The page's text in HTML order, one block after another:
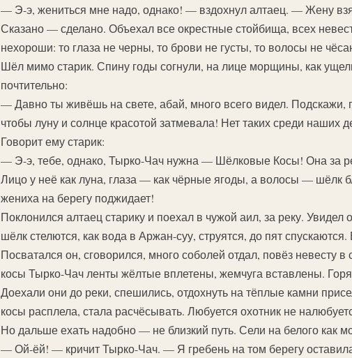
— Э-э, жениться мне надо, однако! — вздохнул алтаец. — Жену
Сказано — сделано. Объехал все окрестные стойбища, всех
нехороши: то глаза не черны, то брови не густы, то волосы не
Шёл мимо старик. Спину годы согнули, на лице морщины, как
почтительно:
— Давно ты живёшь на свете, абай, много всего видел. Подскажи,
чтобы луну и солнце красотой затмевала! Нет таких среди наших
Говорит ему старик:
— Э-э, тебе, однако, Тырко-Чач нужна — Шёлковые Косы! Она за
Лицо у неё как луна, глаза — как чёрные ягоды, а волосы — шёлк
жениха на берегу поджидает!
Поклонился алтаец старику и поехал в чужой аил, за реку.
шёлк стелются, как вода в Аржан-суу, струятся, до пят
Посватался он, сговорился, много соболей отдал, повёз невесту
косы Тырко-Чач ленты жёлтые вплетены, жемчуга вставлены.
Доехали они до реки, спешились, отдохнуть на тёплые камни
косы расплела, стала расчёсывать. Любуется охотник не
Но дальше ехать надобно — не близкий путь. Сели на белого как
— Ой-ёй! — кричит Тырко-Чач. — Я гребень на том берегу